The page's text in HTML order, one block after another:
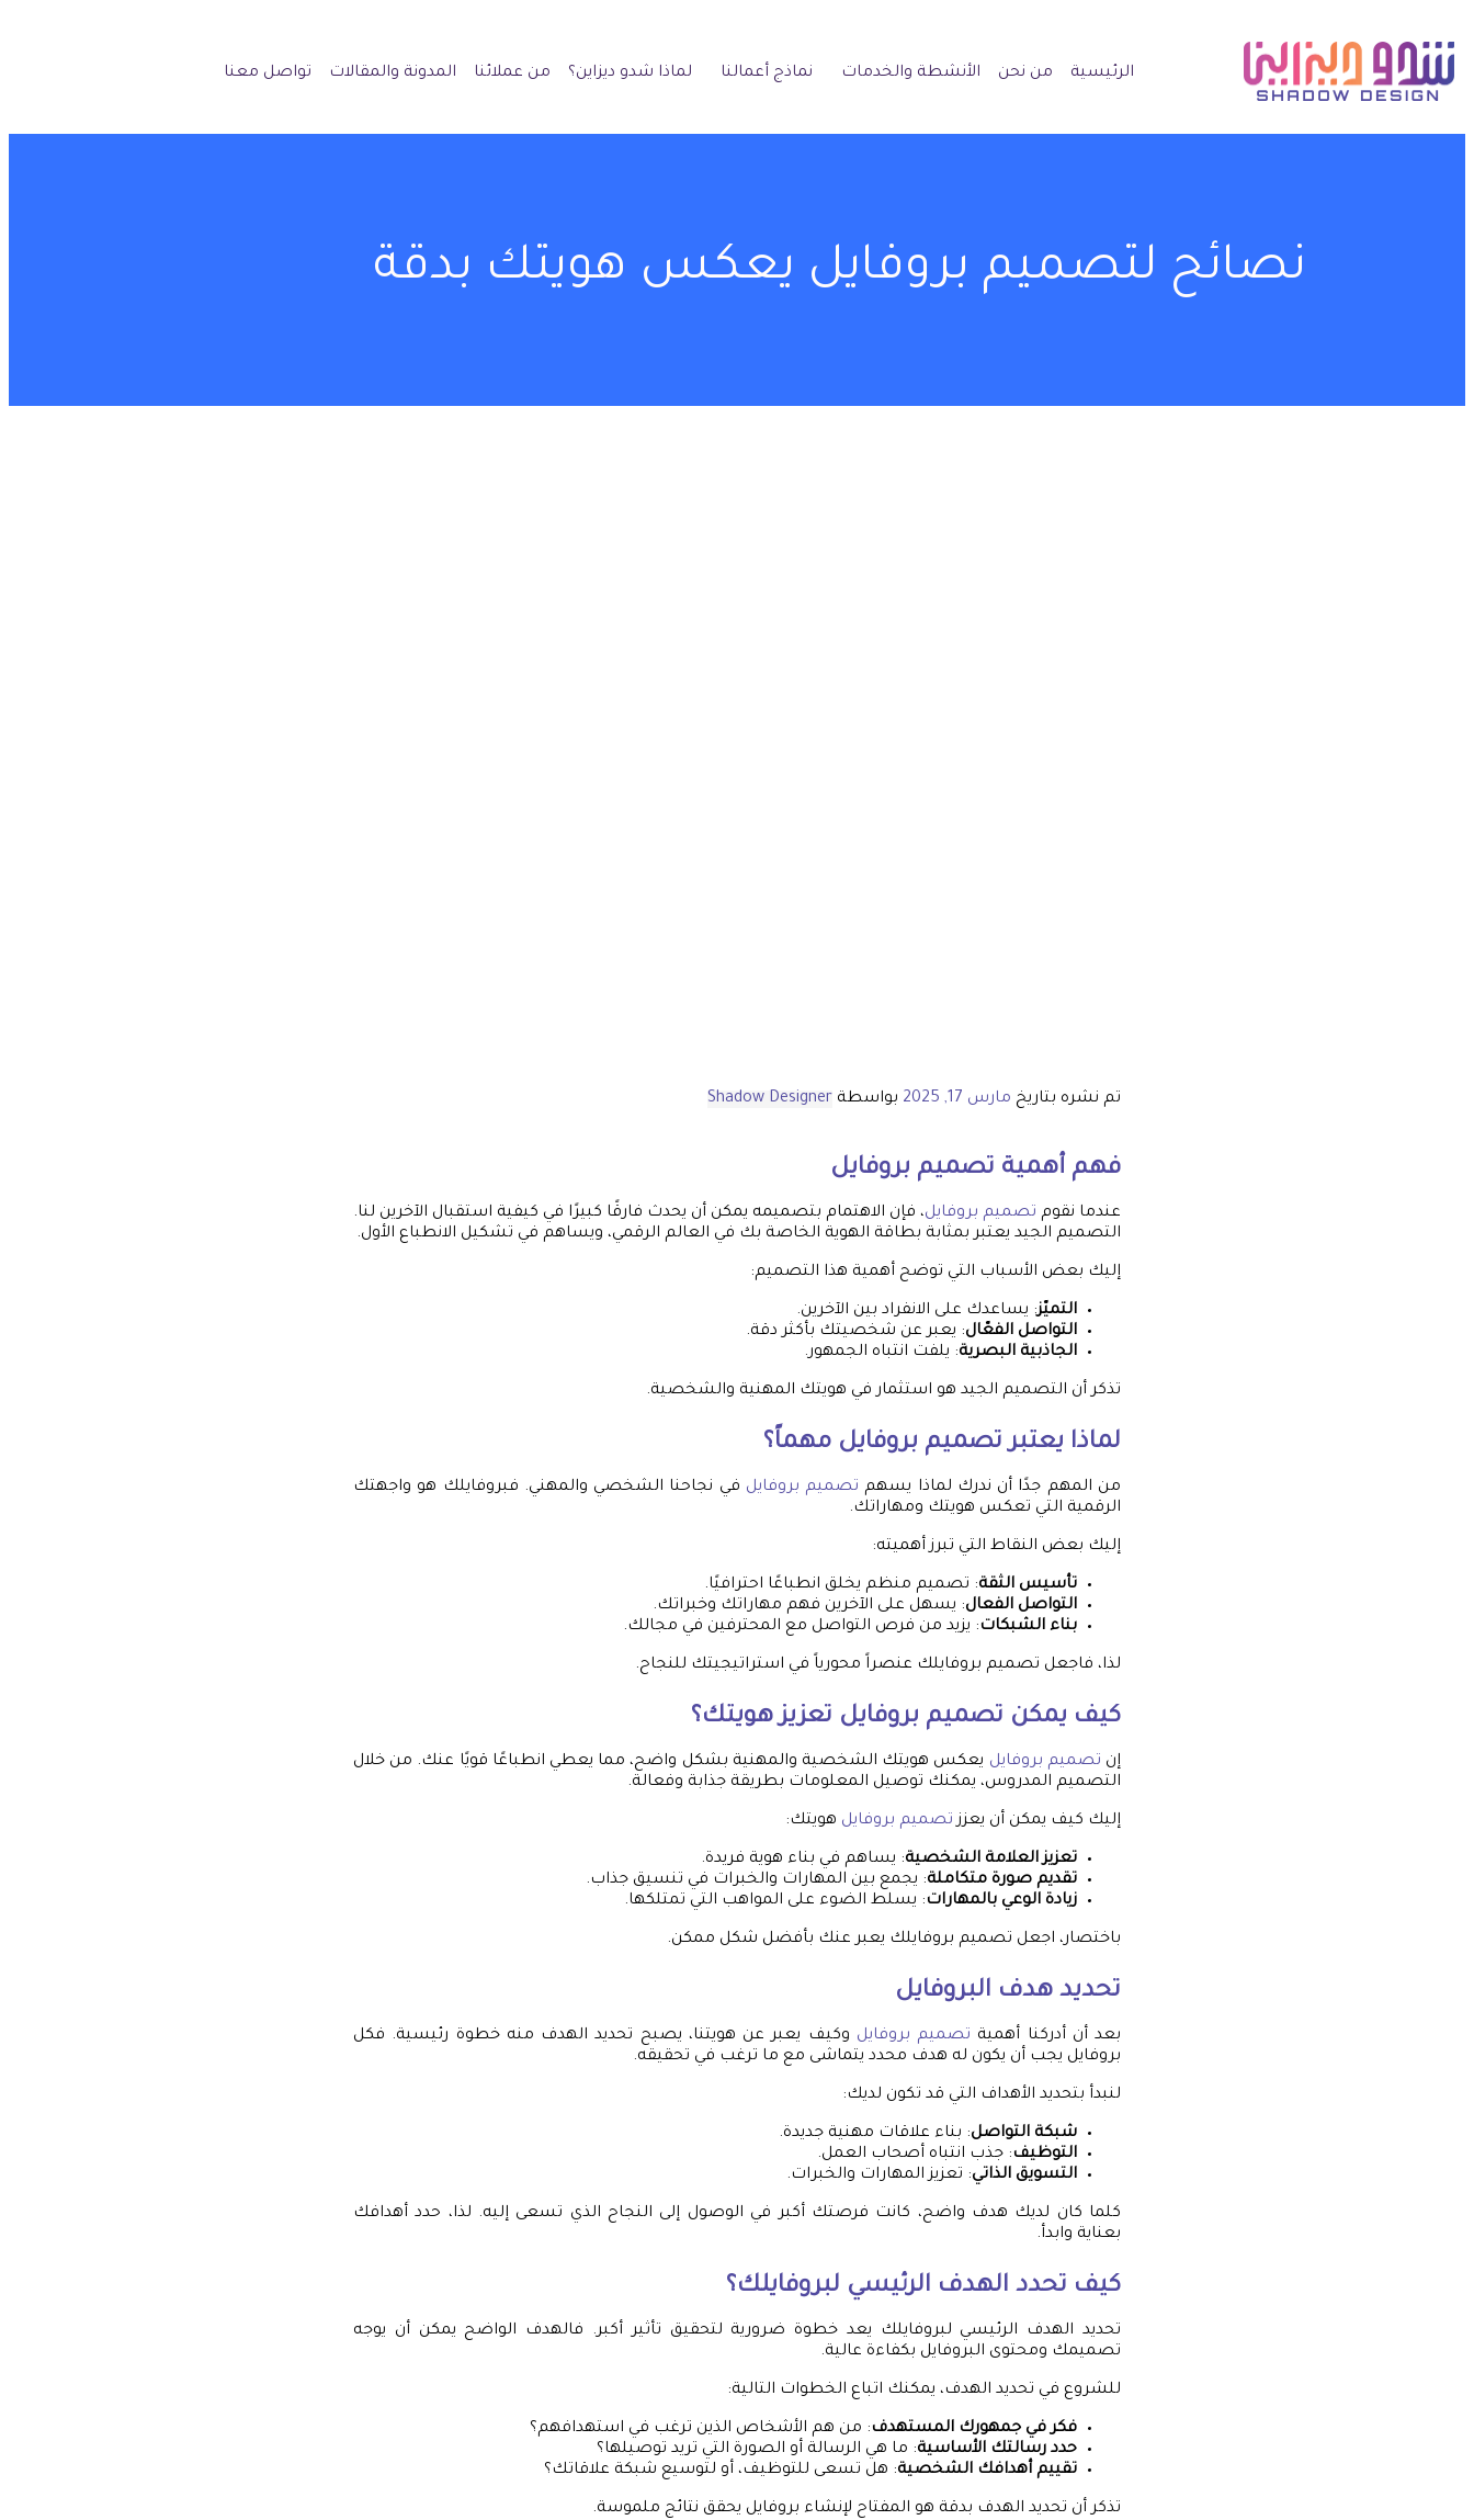
الرئيسية من نحن الأنشطة والخدمات نماذج أعمالنا لماذا شدو ديزاين؟ من عملائنا المدونة والمقالات تواصل معنا
نصائح لتصميم بروفايل يعكس هويتك بدقة
تم نشره بتاريخ مارس 17, 2025 بواسطة Shadow Designer
فهم أهمية تصميم بروفايل
عندما نقوم تصميم بروفايل، فإن الاهتمام بتصميمه يمكن أن يحدث فارقًا كبيرًا في كيفية استقبال الآخرين لنا.
التصميم الجيد يعتبر بمثابة بطاقة الهوية الخاصة بك في العالم الرقمي، ويساهم في تشكيل الانطباع الأول.
إليك بعض الأسباب التي توضح أهمية هذا التصميم:
التميّز: يساعدك على الانفراد بين الآخرين.
التواصل الفعّال: يعبر عن شخصيتك بأكثر دقة.
الجاذبية البصرية: يلفت انتباه الجمهور.
تذكر أن التصميم الجيد هو استثمار في هويتك المهنية والشخصية.
لماذا يعتبر تصميم بروفايل مهماً؟
من المهم جدًا أن ندرك لماذا يسهم تصميم بروفايل في نجاحنا الشخصي والمهني. فبروفايلك هو واجهتك
الرقمية التي تعكس هويتك ومهاراتك.
إليك بعض النقاط التي تبرز أهميته:
تأسيس الثقة: تصميم منظم يخلق انطباعًا احترافيًا.
التواصل الفعال: يسهل على الآخرين فهم مهاراتك وخبراتك.
بناء الشبكات: يزيد من فرص التواصل مع المحترفين في مجالك.
لذا، فاجعل تصميم بروفايلك عنصراً محورياً في استراتيجيتك للنجاح.
كيف يمكن تصميم بروفايل تعزيز هويتك؟
إن تصميم بروفايل يعكس هويتك الشخصية والمهنية بشكل واضح، مما يعطي انطباعًا قويًا عنك. من خلال
التصميم المدروس، يمكنك توصيل المعلومات بطريقة جذابة وفعالة.
إليك كيف يمكن أن يعززتصميم بروفايل هويتك:
تعزيز العلامة الشخصية: يساهم في بناء هوية فريدة.
تقديم صورة متكاملة: يجمع بين المهارات والخبرات في تنسيق جذاب.
زيادة الوعي بالمهارات: يسلط الضوء على المواهب التي تمتلكها.
باختصار، اجعل تصميم بروفايلك يعبر عنك بأفضل شكل ممكن.
تحديد هدف البروفايل
بعد أن أدركنا أهمية تصميم بروفايل وكيف يعبر عن هويتنا، يصبح تحديد الهدف منه خطوة رئيسية. فكل
بروفايل يجب أن يكون له هدف محدد يتماشى مع ما ترغب في تحقيقه.
لنبدأ بتحديد الأهداف التي قد تكون لديك:
شبكة التواصل: بناء علاقات مهنية جديدة.
التوظيف: جذب انتباه أصحاب العمل.
التسويق الذاتي: تعزيز المهارات والخبرات.
كلما كان لديك هدف واضح، كانت فرصتك أكبر في الوصول إلى النجاح الذي تسعى إليه. لذا، حدد أهدافك
بعناية وابدأ.
كيف تحدد الهدف الرئيسي لبروفايلك؟
تحديد الهدف الرئيسي لبروفايلك يعد خطوة ضرورية لتحقيق تأثير أكبر. فالهدف الواضح يمكن أن يوجه
تصميمك ومحتوى البروفايل بكفاءة عالية.
للشروع في تحديد الهدف، يمكنك اتباع الخطوات التالية:
فكر في جمهورك المستهدف: من هم الأشخاص الذين ترغب في استهدافهم؟
حدد رسالتك الأساسية: ما هي الرسالة أو الصورة التي تريد توصيلها؟
تقييم أهدافك الشخصية: هل تسعى للتوظيف، أو لتوسيع شبكة علاقاتك؟
تذكر أن تحديد الهدف بدقة هو المفتاح لإنشاء بروفايل يحقق نتائج ملموسة.